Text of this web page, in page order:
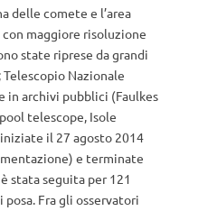
delle comete e l’area
maggiore risoluzione
state riprese da grandi
Nazionale
in archivi pubblici (Faulkes
telescope, Isole
il 27 agosto 2014
e terminate
stata seguita per 121
Fra gli osservatori